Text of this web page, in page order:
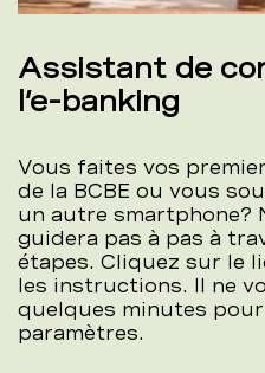
Assistant de
l’e-banking
Vous faites vos
de la BCBE ou vous
un autre smartphone?
guidera pas à pas à
étapes. Cliquez sur le
les instructions. Il ne
quelques minutes
paramètres.